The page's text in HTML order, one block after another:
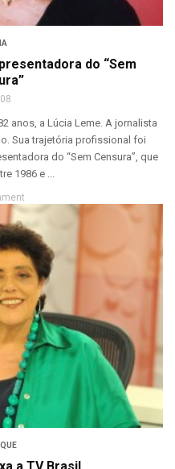
do “Sem
anos, a Lúcia Leme. A jornalista
Sua trajetória profissional foi
do “Sem Censura”, que
1986 e ...